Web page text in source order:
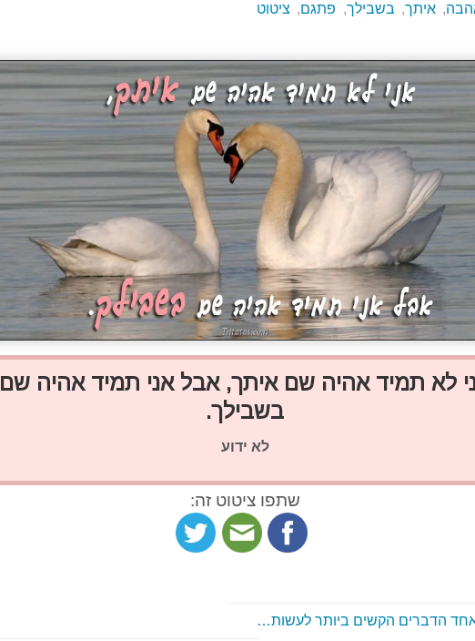
, איתך, בשבילך, פתגם, ציטוט
לא תמיד אהיה שם איתך, אבל אני תמיד אהיה שם
בשבילך.
לא ידוע
שתפו ציטוט זה:
הדברים הקשים ביותר לעשות…